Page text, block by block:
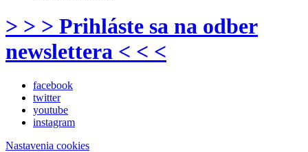
> > > Prihláste sa na odber
newslettera < < <
facebook
twitter
youtube
instagram
Nastavenia cookies